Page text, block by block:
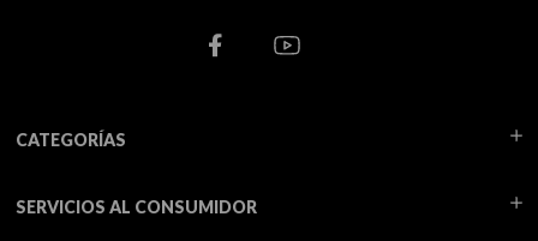
CATEGORÍAS
SERVICIOS AL CONSUMIDOR